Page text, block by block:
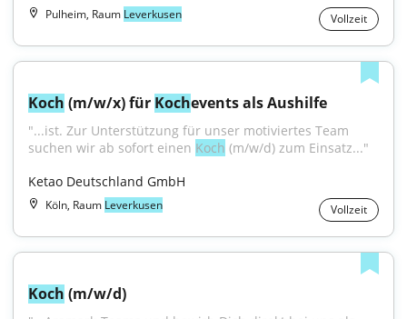
Pulheim, Raum Leverkusen Vollzeit
Koch (m/w/x) für Kochevents als Aushilfe
"...ist. Zur Unterstützung für unser motiviertes Team
suchen wir ab sofort einen Koch (m/w/d) zum Einsatz..."
Ketao Deutschland GmbH
Köln, Raum Leverkusen Vollzeit
Koch (m/w/d)